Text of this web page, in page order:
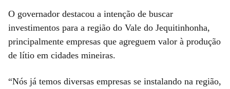
O governador destacou a intenção de buscar
investimentos para a região do Vale do Jequitinhonha,
principalmente empresas que agreguem valor à produção
de lítio em cidades mineiras.
“Nós já temos diversas empresas se instalando na região,